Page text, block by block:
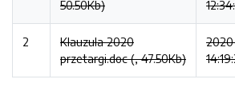
50.50Kb)
2
Klauzula 2020
przetargi.doc (, 47.50Kb)